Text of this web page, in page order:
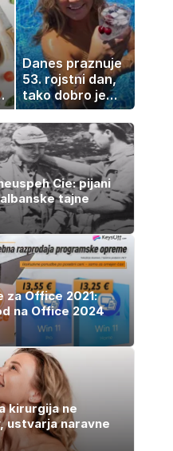
Danes praznuje
53. rojstni dan,
tako dobro je
videti znana
Slovenka
Cie: pijani
tajne
za Office 2021:
na Office 2024
kirurgija ne
ustvarja naravne